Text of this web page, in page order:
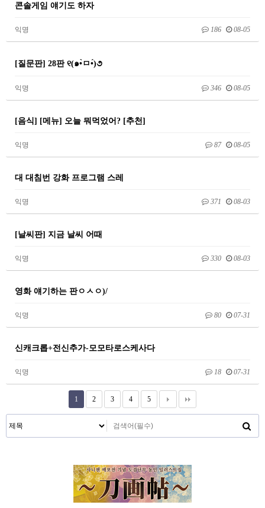
콘솔게임 얘기도 하자
익명 186 08-05
[질문판] 28판 ୧(๑•̀ㅁ•́)૭
익명 346 08-05
[음식] [메뉴] 오늘 뭐먹었어? [추천]
익명 87 08-05
대 대침번 강화 프로그램 스레
익명 371 08-03
[날씨판] 지금 날씨 어때
익명 330 08-03
영화 얘기하는 판ㅇㅅㅇ)/
익명 80 07-31
신캐크롭+전신추가-모모타로스케사다
익명 18 07-31
1 2 3 4 5